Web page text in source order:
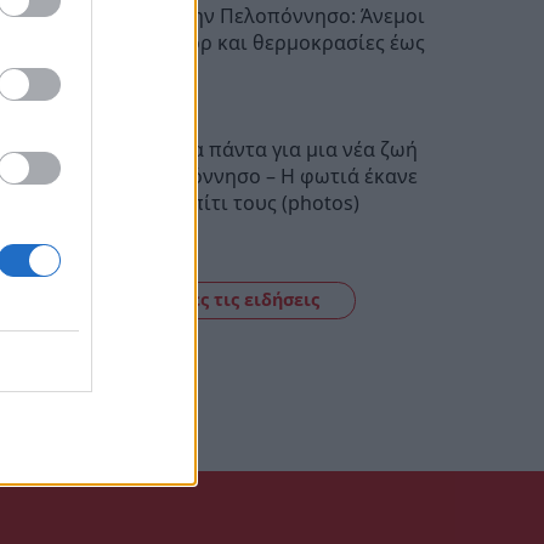
Ο καιρός στην Πελοπόννησο: Άνεμοι
έως 5 μποφόρ και θερμοκρασίες έως
Πούλησαν τα πάντα για μια νέα ζωή
στην Πελοπόννησο – Η φωτιά έκανε
στάχτη το σπίτι τους (photos)
Δείτε όλες τις ειδήσεις